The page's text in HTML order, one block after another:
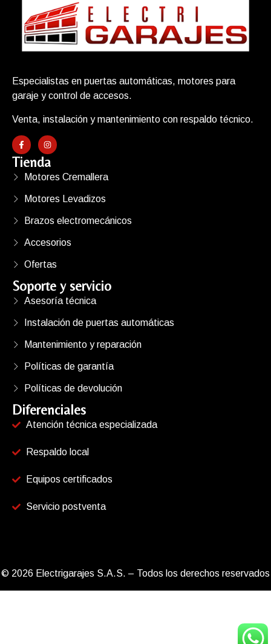
Especialistas en puertas automáticas, motores para
garaje y control de accesos.
Venta, instalación y mantenimiento con respaldo técnico.
Tienda
Motores Cremallera
Motores Levadizos
Brazos electromecánicos
Accesorios
Ofertas
Soporte y servicio
Asesoría técnica
Instalación de puertas automáticas
Mantenimiento y reparación
Políticas de garantía
Políticas de devolución
Diferenciales
Atención técnica especializada
Respaldo local
Equipos certificados
Servicio postventa
© 2026 Electrigarajes S.A.S. – Todos los derechos reservados